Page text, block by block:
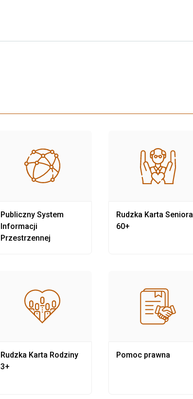
Publiczny System
Informacji
Przestrzennej
Rudzka Karta Rodziny
3+
Rudzka Karta Seniora
60+
Pomoc prawna